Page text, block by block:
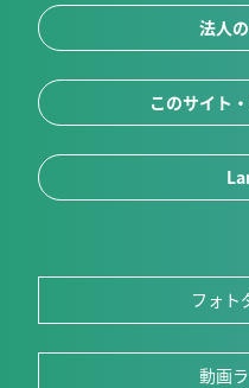
法人
このサイト
フォト
動画